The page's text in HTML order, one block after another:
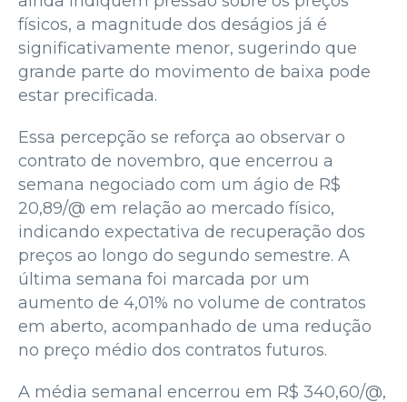
físicos, a magnitude dos deságios já é
significativamente menor, sugerindo que
grande parte do movimento de baixa pode
estar precificada.
Essa percepção se reforça ao observar o
contrato de novembro, que encerrou a
semana negociado com um ágio de R$
20,89/@ em relação ao mercado físico,
indicando expectativa de recuperação dos
preços ao longo do segundo semestre. A
última semana foi marcada por um
aumento de 4,01% no volume de contratos
em aberto, acompanhado de uma redução
no preço médio dos contratos futuros.
A média semanal encerrou em R$ 340,60/@,